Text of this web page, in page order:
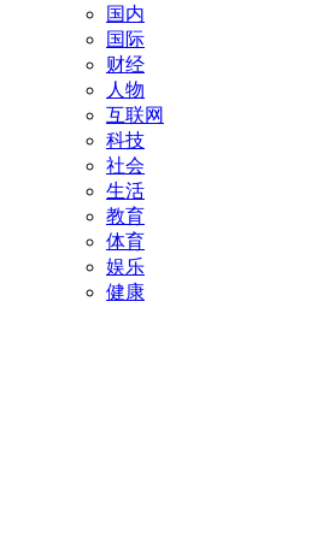
国内
国际
财经
人物
互联网
科技
社会
生活
教育
体育
娱乐
健康